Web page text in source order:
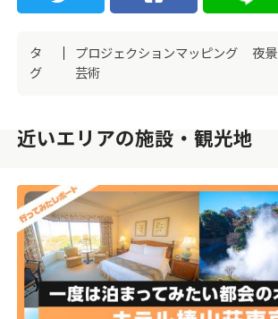
タ
グ
プロジェクションマッピング 夜景
芸術
近いエリアの施設・観光地